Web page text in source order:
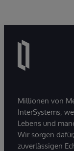
Millionen von
InterSystems,
Lebens und
Wir sorgen
zuverlässigen